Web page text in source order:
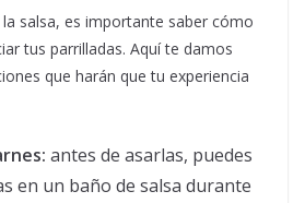
salsa, es importante saber cómo
tus parrilladas. Aquí te damos
que harán que tu experiencia
antes de asarlas, puedes
en un baño de salsa durante